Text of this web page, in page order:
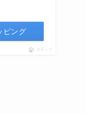
ピング
ポチップ